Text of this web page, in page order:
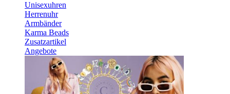
Unisexuhren
Herrenuhr
Armbänder
Karma Beads
Zusatzartikel
Angebote